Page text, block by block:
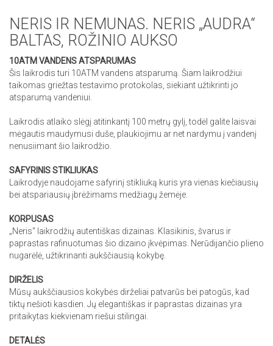
NERIS IR NEMUNAS. NERIS „AUDRA“
BALTAS, ROŽINIO AUKSO
10ATM VANDENS ATSPARUMAS
Šis laikrodis turi 10ATM vandens atsparumą. Šiam laikrodžiui
taikomas griežtas testavimo protokolas, siekiant užtikrinti jo
atsparumą vandeniui.
Laikrodis atlaiko slėgį atitinkantį 100 metrų gylį, todėl galite laisvai
mėgautis maudymusi duše, plaukiojimu ar net nardymu į vandenį
nenusiimant šio laikrodžio.
SAFYRINIS STIKLIUKAS
Laikrodyje naudojame safyrinį stikliuką kuris yra vienas kiečiausių
bei atspariausių įbrėžimams medžiagų žemėje.
KORPUSAS
„Neris" laikrodžių autentiškas dizainas. Klasikinis, švarus ir
paprastas rafinuotumas šio dizaino įkvėpimas. Nerūdijančio plieno
nugarėlė, užtikrinanti aukščiausią kokybę.
DIRŽELIS
Mūsų aukščiausios kokybės dirželiai patvarūs bei patogūs, kad
tiktų nešioti kasdien. Jų elegantiškas ir paprastas dizainas yra
pritaikytas kiekvienam riešui stilingai.
DETALĖS